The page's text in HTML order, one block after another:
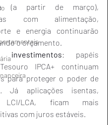
(a partir de março),
com alimentação,
e energia continuarão
o orçamento.
investimentos: papéis
IPCA+ continuam
para proteger o poder de
Já aplicações isentas,
LCI/LCA, ficam mais
com juros estáveis.